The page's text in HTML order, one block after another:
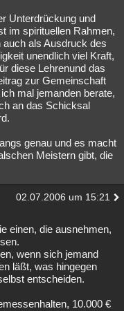
Unterdrückung und
im spirituellen Rahmen,
als Ausdruck des
unendlich viel Kraft,
diese Lehrenund das
zur Gemeinschaft
mal jemanden berate,
an das Schicksal
genau und es macht
Meistern gibt, die
02.07.2006 um 15:21
einen, die ausnehmen,
wenn sich jemand
läßt, was hingegen
entscheiden.
10.000 €